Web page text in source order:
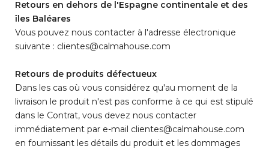
Retours en dehors de l'Espagne continentale et des
îles Baléares
Vous pouvez nous contacter à l'adresse électronique
suivante : clientes@calmahouse.com
Retours de produits défectueux
Dans les cas où vous considérez qu'au moment de la
livraison le produit n'est pas conforme à ce qui est stipulé
dans le Contrat, vous devez nous contacter
immédiatement par e-mail clientes@calmahouse.com
en fournissant les détails du produit et les dommages